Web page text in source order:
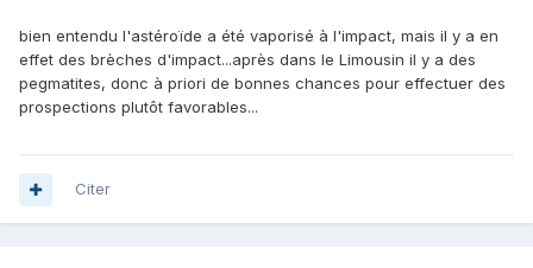
bien entendu l'astéroïde a été vaporisé à l'impact, mais il y a en
effet des brèches d'impact...après dans le Limousin il y a des
pegmatites, donc à priori de bonnes chances pour effectuer des
prospections plutôt favorables...
Citer